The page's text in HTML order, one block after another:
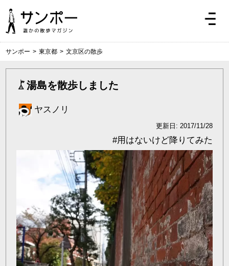
サンポー > 東京都 > 文京区の散歩
湯島を散歩しました
ヤスノリ
更新日: 2017/11/28
#用はないけど降りてみた